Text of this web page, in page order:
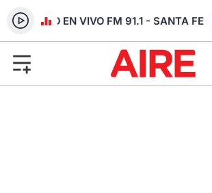
RADIO EN VIVO FM 91.1 - SANTA FE